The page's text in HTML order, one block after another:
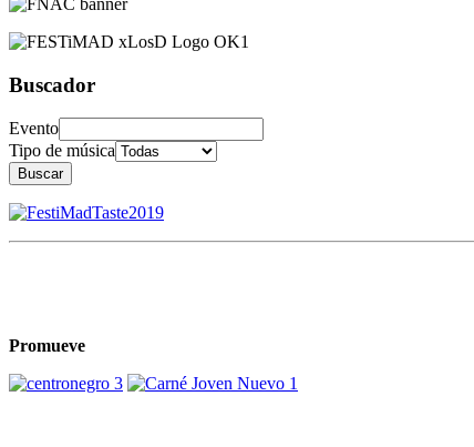
Buscador
Evento
Tipo de música
Buscar
Promueve